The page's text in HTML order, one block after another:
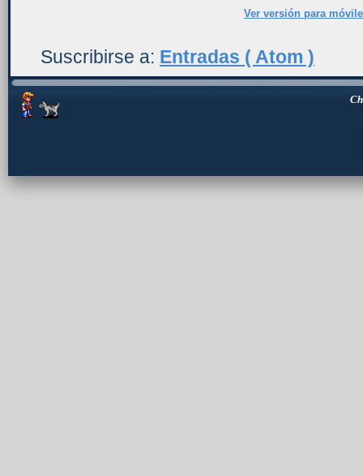
Ver versión para
Suscribirse a: Entradas ( Atom )